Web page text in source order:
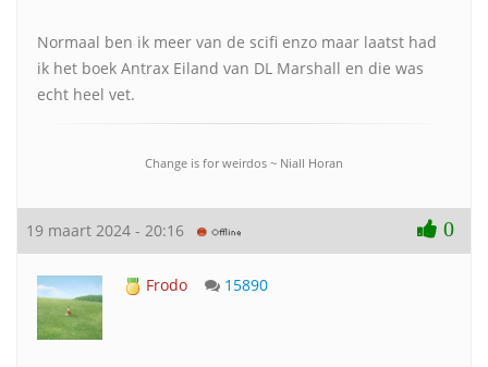
Normaal ben ik meer van de scifi enzo maar laatst had
ik het boek Antrax Eiland van DL Marshall en die was
echt heel vet.
Change is for weirdos ~ Niall Horan
19 maart 2024 - 20:16 0
Frodo 15890